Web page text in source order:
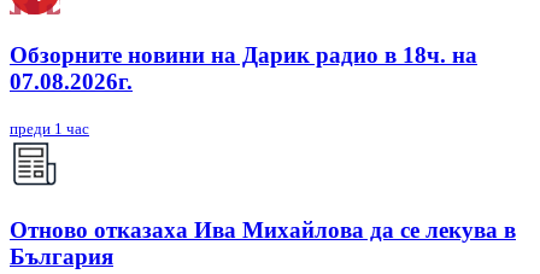
Обзорните новини на Дарик радио в 18ч. на
07.08.2026г.
преди 1 час
Отново отказаха Ива Михайлова да се лекува в
България